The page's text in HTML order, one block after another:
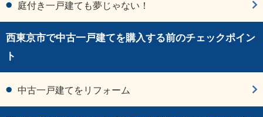
庭付き一戸建ても夢じゃない！
西東京市で中古一戸建てを購入する前のチェックポイン
ト
中古一戸建てをリフォーム